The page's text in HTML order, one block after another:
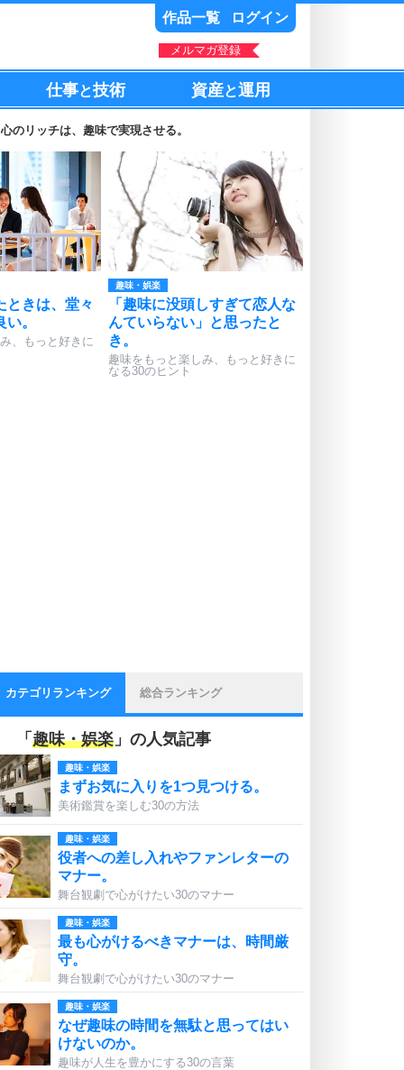
作品一覧 ログイン
メルマガ登録
仕事と技術 資産と運用
のリッチは、趣味で実現させる。
ときは、堂々
。
、もっと好きに
趣味・娯楽
「趣味に没頭しすぎて恋人な
んていらない」と思ったと
き。
趣味をもっと楽しみ、もっと好きに
なる30のヒント
カテゴリランキング 総合ランキング
「 趣味・娯楽 」の人気記事
趣味・娯楽
まずお気に入りを1つ見つける。
美術鑑賞を楽しむ30の方法
趣味・娯楽
役者への差し入れやファンレターの
マナー。
舞台観劇で心がけたい30のマナー
趣味・娯楽
最も心がけるべきマナーは、時間厳
守。
舞台観劇で心がけたい30のマナー
趣味・娯楽
なぜ趣味の時間を無駄と思ってはい
けないのか。
趣味が人生を豊かにする30の言葉